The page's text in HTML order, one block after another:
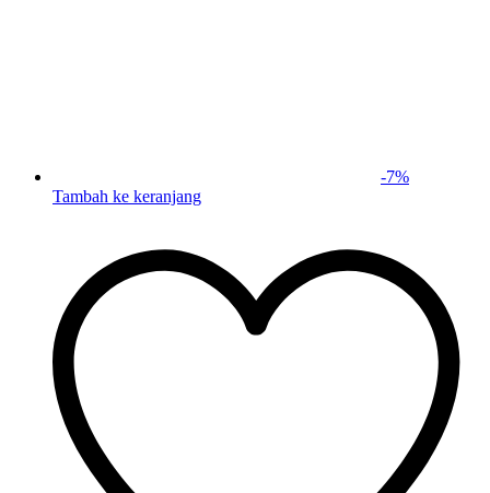
-7%
Tambah ke keranjang